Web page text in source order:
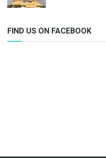
FIND US ON FACEBOOK